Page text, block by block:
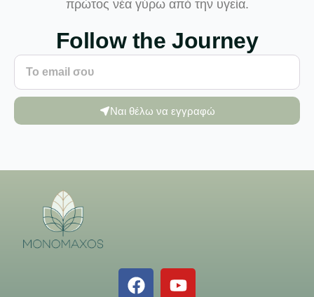
πρώτος νέα γύρω από την υγεία.
Follow the Journey
Ναι θέλω να εγγραφώ